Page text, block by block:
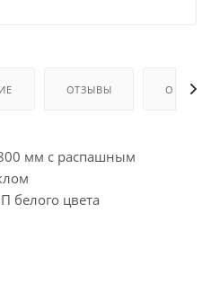
ОТЗЫВЫ ОПЛАТА
мм с распашным
белого цвета